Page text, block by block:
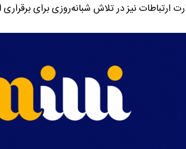
ارتباطات نیز در تلاش شبانه‌روزی برای